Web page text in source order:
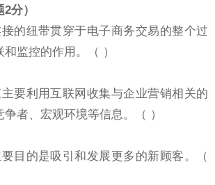
分）
的纽带贯穿于电子商务交易的整个过
监控的作用。（ ）
要利用互联网收集与企业营销相关的
者、宏观环境等信息。（ ）
目的是吸引和发展更多的新顾客。（